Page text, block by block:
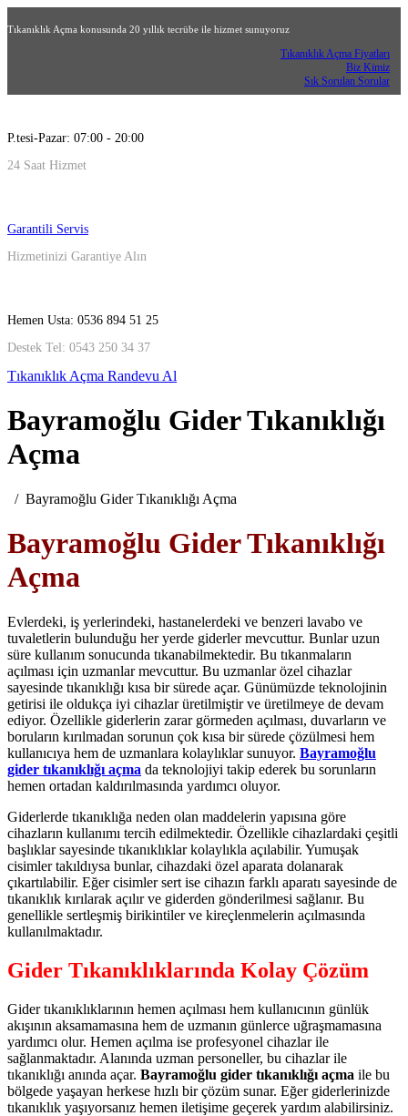
Tıkanıklık Açma konusunda 20 yıllık tecrübe ile hizmet sunuyoruz
Tıkanıklık Açma Fiyatları
Biz Kimiz
Sık Sorulan Sorular
P.tesi-Pazar: 07:00 - 20:00
24 Saat Hizmet
Garantili Servis
Hizmetinizi Garantiye Alın
Hemen Usta: 0536 894 51 25
Destek Tel: 0543 250 34 37
Tıkanıklık Açma Randevu Al
Bayramoğlu Gider Tıkanıklığı
Açma
Bayramoğlu Gider Tıkanıklığı Açma
Bayramoğlu Gider Tıkanıklığı
Açma
Evlerdeki, iş yerlerindeki, hastanelerdeki ve benzeri lavabo ve
tuvaletlerin bulunduğu her yerde giderler mevcuttur. Bunlar uzun
süre kullanım sonucunda tıkanabilmektedir. Bu tıkanmaların
açılması için uzmanlar mevcuttur. Bu uzmanlar özel cihazlar
sayesinde tıkanıklığı kısa bir sürede açar. Günümüzde teknolojinin
getirisi ile oldukça iyi cihazlar üretilmiştir ve üretilmeye de devam
ediyor. Özellikle giderlerin zarar görmeden açılması, duvarların ve
boruların kırılmadan sorunun çok kısa bir sürede çözülmesi hem
kullanıcıya hem de uzmanlara kolaylıklar sunuyor. Bayramoğlu
gider tıkanıklığı açma da teknolojiyi takip ederek bu sorunların
hemen ortadan kaldırılmasında yardımcı oluyor.
Giderlerde tıkanıklığa neden olan maddelerin yapısına göre
cihazların kullanımı tercih edilmektedir. Özellikle cihazlardaki çeşitli
başlıklar sayesinde tıkanıklıklar kolaylıkla açılabilir. Yumuşak
cisimler takıldıysa bunlar, cihazdaki özel aparata dolanarak
çıkartılabilir. Eğer cisimler sert ise cihazın farklı aparatı sayesinde de
tıkanıklık kırılarak açılır ve giderden gönderilmesi sağlanır. Bu
genellikle sertleşmiş birikintiler ve kireçlenmelerin açılmasında
kullanılmaktadır.
Gider Tıkanıklıklarında Kolay Çözüm
Gider tıkanıklıklarının hemen açılması hem kullanıcının günlük
akışının aksamamasına hem de uzmanın günlerce uğraşmamasına
yardımcı olur. Hemen açılma ise profesyonel cihazlar ile
sağlanmaktadır. Alanında uzman personeller, bu cihazlar ile
tıkanıklığı anında açar. Bayramoğlu gider tıkanıklığı açma ile bu
bölgede yaşayan herkese hızlı bir çözüm sunar. Eğer giderlerinizde
tıkanıklık yaşıyorsanız hemen iletişime geçerek yardım alabilirsiniz.